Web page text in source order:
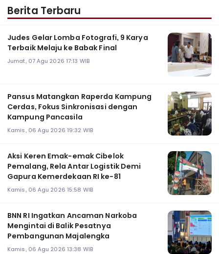
Berita Terbaru
Judes Gelar Lomba Fotografi, 9 Karya
Terbaik Melaju ke Babak Final
Jumat, 07 Agu 2026 17:13 WIB
Pansus Matangkan Raperda Kampung
Cerdas, Fokus Sinkronisasi dengan
Kampung Pancasila
Kamis, 06 Agu 2026 19:32 WIB
Aksi Keren Emak-emak Cibelok
Pemalang, Rela Antar Logistik Demi
Gapura Kemerdekaan RI ke-81
Kamis, 06 Agu 2026 15:58 WIB
BNN RI Ingatkan Ancaman Narkoba
Mengintai di Balik Pesatnya
Pembangunan Majalengka
Kamis, 06 Agu 2026 13:38 WIB